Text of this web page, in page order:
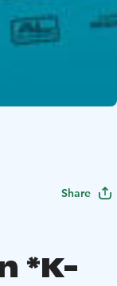
Share
*K-